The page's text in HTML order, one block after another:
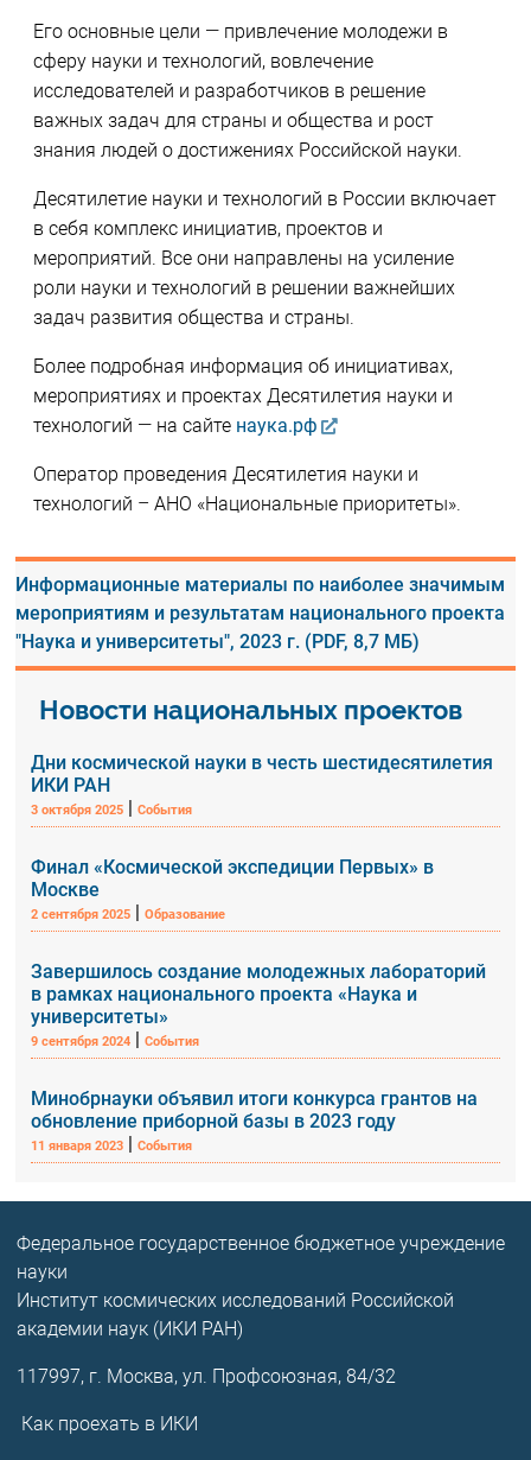
Его основные цели — привлечение молодежи в
сферу науки и технологий, вовлечение
исследователей и разработчиков в решение
важных задач для страны и общества и рост
знания людей о достижениях Российской науки.
Десятилетие науки и технологий в России включает
в себя комплекс инициатив, проектов и
мероприятий. Все они направлены на усиление
роли науки и технологий в решении важнейших
задач развития общества и страны.
Более подробная информация об инициативах,
мероприятиях и проектах Десятилетия науки и
технологий — на сайте наука.рф
Оператор проведения Десятилетия науки и
технологий – АНО «Национальные приоритеты».
Информационные материалы по наиболее значимым
мероприятиям и результатам национального проекта
"Наука и университеты", 2023 г. (PDF, 8,7 МБ)
Новости национальных проектов
Дни космической науки в честь шестидесятилетия
ИКИ РАН
3 октября 2025 |События
Финал «Космической экспедиции Первых» в
Москве
2 сентября 2025 |Образование
Завершилось создание молодежных лабораторий
в рамках национального проекта «Наука и
университеты»
9 сентября 2024 |События
Минобрнауки объявил итоги конкурса грантов на
обновление приборной базы в 2023 году
11 января 2023 |События
Федеральное государственное бюджетное учреждение
науки
Институт космических исследований Российской
академии наук (ИКИ РАН)
117997, г. Москва, ул. Профсоюзная, 84/32
Как проехать в ИКИ